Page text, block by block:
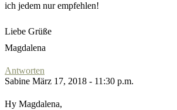
ich jedem nur empfehlen!
Liebe Grüße
Magdalena
Antworten
Sabine März 17, 2018 - 11:30 p.m.
Hy Magdalena,